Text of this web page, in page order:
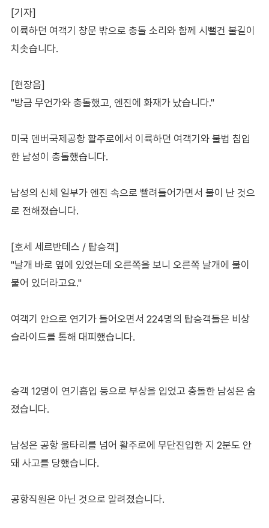
[기자]
이륙하던 여객기 창문 밖으로 충돌 소리와 함께 시뻘건 불길이
치솟습니다.
[현장음]
"방금 무언가와 충돌했고, 엔진에 화재가 났습니다."
미국 덴버국제공항 활주로에서 이륙하던 여객기와 불법 침입
한 남성이 충돌했습니다.
남성의 신체 일부가 엔진 속으로 빨려들어가면서 불이 난 것으
로 전해졌습니다.
[호세 세르반테스 / 탑승객]
"날개 바로 옆에 있었는데 오른쪽을 보니 오른쪽 날개에 불이
붙어 있더라고요."
여객기 안으로 연기가 들어오면서 224명의 탑승객들은 비상
슬라이드를 통해 대피했습니다.
승객 12명이 연기흡입 등으로 부상을 입었고 충돌한 남성은 숨
졌습니다.
남성은 공항 울타리를 넘어 활주로에 무단진입한 지 2분도 안
돼 사고를 당했습니다.
공항직원은 아닌 것으로 알려졌습니다.